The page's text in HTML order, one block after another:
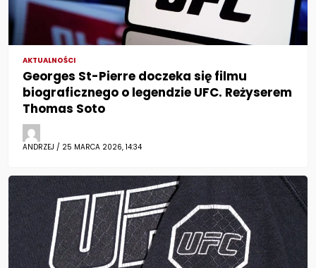
AKTUALNOŚCI
Georges St-Pierre doczeka się filmu
biograficznego o legendzie UFC. Reżyserem
Thomas Soto
ANDRZEJ / 25 MARCA 2026, 14:34